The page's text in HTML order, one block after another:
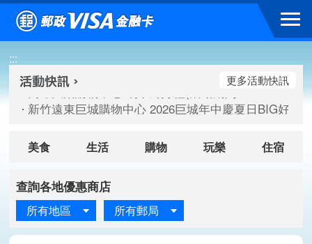
跳到主要內容區塊
:::
高雄大樂購物中心 刷卡郵好禮(活動期間：115/08/07-
臺北三創生活 有點東西第2波 刷卡郵好禮(活動期間：
高雄大樂購物中心 刷卡郵好禮(活動期間：115/08/07-
新竹遠東巨城購物中心 2026巨城年中慶夏日BIG好刷(
更多活動快訊
美食 生活 購物 玩樂 住宿
查詢各地優惠商店
所有地區 所有郵局